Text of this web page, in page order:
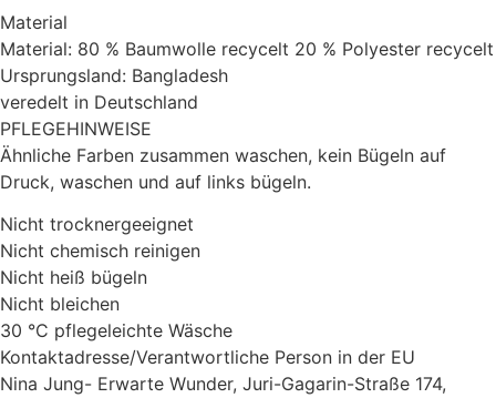
Material
Material: 80 % Baumwolle recycelt 20 % Polyester recycelt
Ursprungsland: Bangladesh
veredelt in Deutschland
PFLEGEHINWEISE
Ähnliche Farben zusammen waschen, kein Bügeln auf
Druck, waschen und auf links bügeln.
Nicht trocknergeeignet
Nicht chemisch reinigen
Nicht heiß bügeln
Nicht bleichen
30 °C pflegeleichte Wäsche
Kontaktadresse/Verantwortliche Person in der EU
Nina Jung- Erwarte Wunder, Juri-Gagarin-Straße 174,